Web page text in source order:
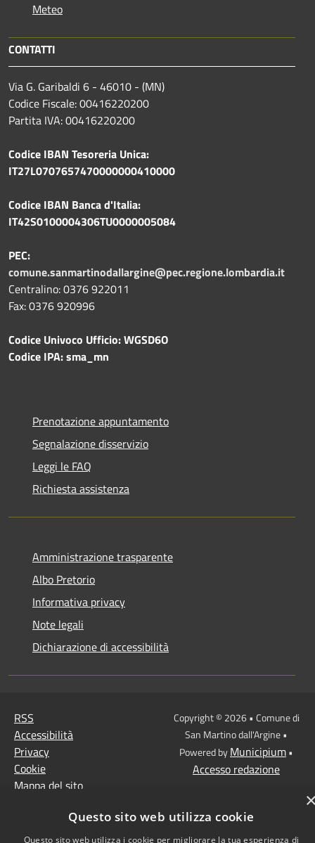
Meteo
CONTATTI
Via G. Garibaldi 6 - 46010 - (MN)
Codice Fiscale: 00416220200
Partita IVA: 00416220200
Codice IBAN Tesoreria Unica:
IT27L0707657470000000410000
Codice IBAN Banca d'Italia:
IT42S0100004306TU0000005084
PEC:
comune.sanmartinodallargine@pec.regione.lombardia.it
Centralino: 0376 922011
Fax: 0376 920996
Codice Univoco Ufficio: WGSD6O
Codice IPA: sma_mn
Prenotazione appuntamento
Segnalazione disservizio
Leggi le FAQ
Richiesta assistenza
Amministrazione trasparente
Albo Pretorio
Informativa privacy
Note legali
Dichiarazione di accessibilità
RSS
Accessibilità
Privacy
Cookie
Mappa del sito
Copyright © 2026 • Comune di
San Martino dall'Argine •
Powered byMunicipium•
Accesso redazione
Questo sito web utilizza cookie
Questo sito web utilizza i cookie per migliorare la tua esperienza di